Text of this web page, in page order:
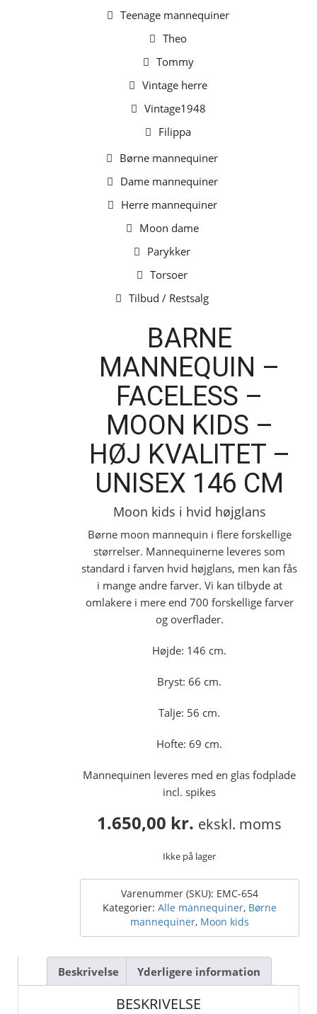
Teenage mannequiner
Theo
Tommy
Vintage herre
Vintage1948
Filippa
Børne mannequiner
Dame mannequiner
Herre mannequiner
Moon dame
Parykker
Torsoer
Tilbud / Restsalg
BARNE
MANNEQUIN –
FACELESS –
MOON KIDS –
HØJ KVALITET –
UNISEX 146 CM
Moon kids i hvid højglans
Børne moon mannequin i flere forskellige
størrelser. Mannequinerne leveres som
standard i farven hvid højglans, men kan fås
i mange andre farver. Vi kan tilbyde at
omlakere i mere end 700 forskellige farver
og overflader.
Højde: 146 cm.
Bryst: 66 cm.
Talje: 56 cm.
Hofte: 69 cm.
Mannequinen leveres med en glas fodplade
incl. spikes
1.650,00 kr. ekskl. moms
Ikke på lager
Varenummer (SKU): EMC-654
Kategorier: Alle mannequiner, Børne
mannequiner, Moon kids
Beskrivelse Yderligere information
BESKRIVELSE